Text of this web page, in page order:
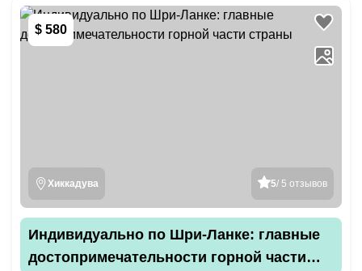
$ 580
5/ 5 отзывов
Хиккадува
Индивидуально по Шри-Ланке: главные
достопримечательности горной части